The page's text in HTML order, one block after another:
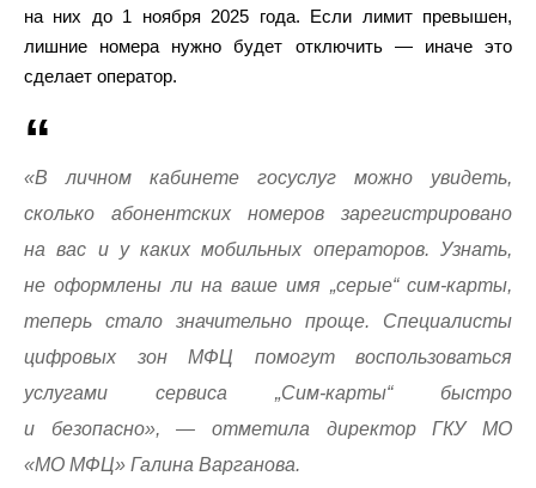
на них до 1 ноября 2025 года. Если лимит превышен,
лишние номера нужно будет отключить — иначе это
сделает оператор.
«В личном кабинете госуслуг можно увидеть,
сколько абонентских номеров зарегистрировано
на вас и у каких мобильных операторов. Узнать,
не оформлены ли на ваше имя „серые“ сим-карты,
теперь стало значительно проще. Специалисты
цифровых зон МФЦ помогут воспользоваться
услугами сервиса „Сим-карты“ быстро
и безопасно», — отметила директор ГКУ МО
«МО МФЦ» Галина Варганова.